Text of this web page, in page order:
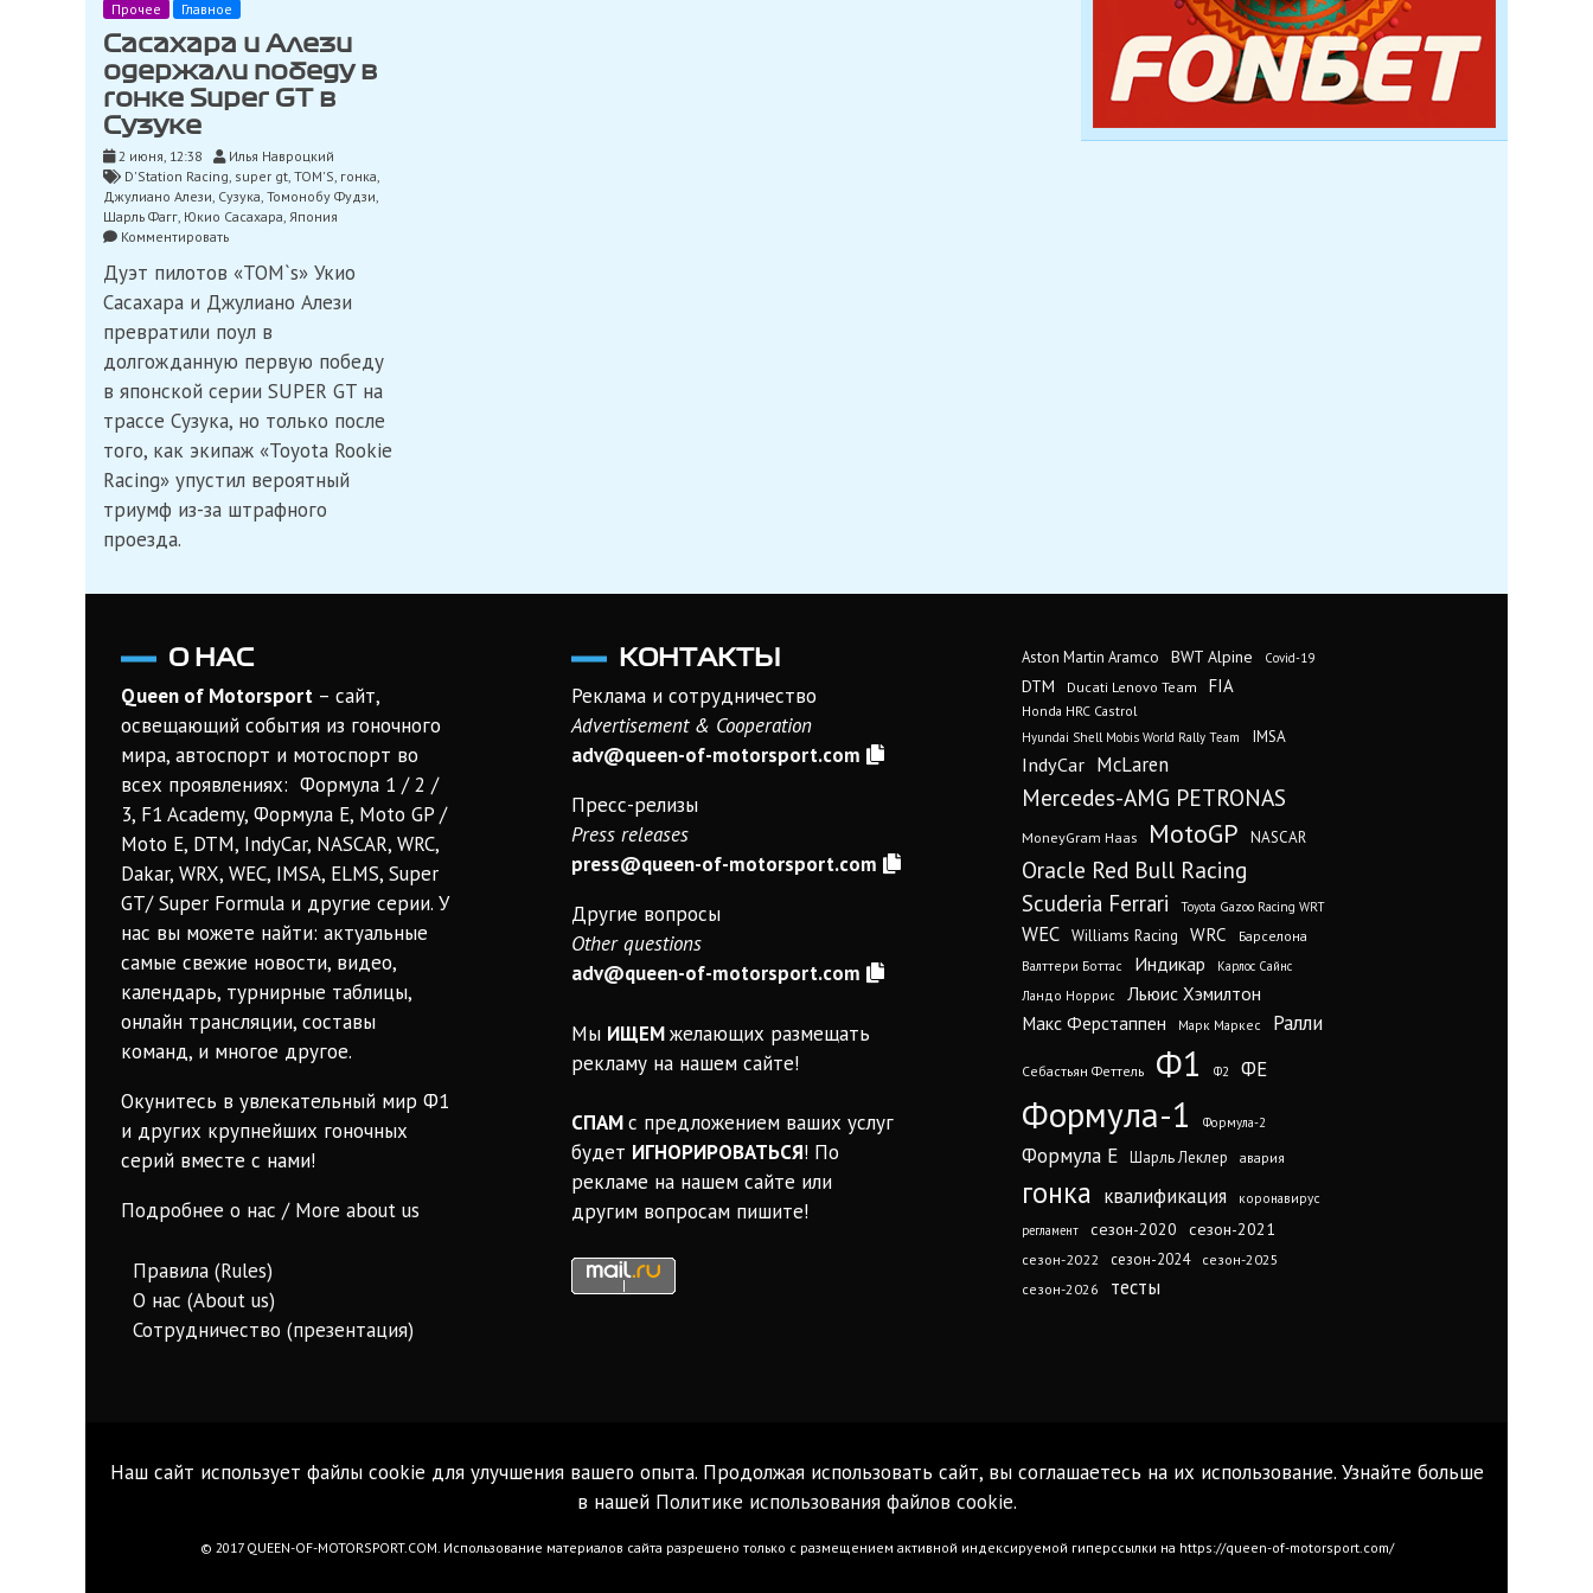
Прочее Главное
Сасахара и Алези
одержали победу в
гонке Super GT в
Сузуке
2 июня, 12:38
Илья Навроцкий
D'Station Racing, super gt, TOM'S, гонка,
Джулиано Алези, Сузука, Томонобу Фудзи,
Шарль Фагг, Юкио Сасахара, Япония
Комментироватьon
и
Алези
одержали
победу
в
Super
GT
в
Сузуке
Дуэт пилотов «TOM`s» Укио
Сасахара и Джулиано Алези
превратили поул в
долгожданную первую победу
в японской серии SUPER GT на
трассе Сузука, но только после
того, как экипаж «Toyota Rookie
Racing» упустил вероятный
триумф из-за штрафного
проезда.
О НАС
Queen of Motorsport – сайт,
освещающий события из гоночного
мира, автоспорт и мотоспорт во
всех проявлениях: Формула 1 / 2 /
3, F1 Academy, Формула Е, Moto GP /
Moto E, DTM, IndyCar, NASCAR, WRC,
Dakar, WRX, WEC, IMSA, ELMS, Super
GT/ Super Formula и другие серии. У
нас вы можете найти: актуальные
самые свежие новости, видео,
календарь, турнирные таблицы,
онлайн трансляции, составы
команд, и многое другое.
Окунитесь в увлекательный мир Ф1
и других крупнейших гоночных
серий вместе с нами!
Подробнее о нас / More about us
Правила (Rules)
О нас (About us)
Сотрудничество (презентация)
КОНТАКТЫ
Реклама и сотрудничество
Advertisement & Cooperation
adv@queen-of-motorsport.com
Пресс-релизы
Press releases
press@queen-of-motorsport.com
Другие вопросы
Other questions
adv@queen-of-motorsport.com
Мы ИЩЕМжелающих размещать
рекламу на нашем сайте!
СПАМс предложением ваших услуг
будет ИГНОРИРОВАТЬСЯ! По
рекламе на нашем сайте или
другим вопросам пишите!
Aston Martin Aramco BWT Alpine Covid-19
DTM Ducati Lenovo Team FIA
Honda HRC Castrol
Hyundai Shell Mobis World Rally Team IMSA
IndyCar McLaren
Mercedes-AMG PETRONAS
MoneyGram Haas MotoGP NASCAR
Oracle Red Bull Racing
Scuderia Ferrari Toyota Gazoo Racing WRT
WEC Williams Racing WRC
Барселона
Валттери Боттас
Индикар Карлос Сайнс
Ландо Норрис
Льюис Хэмилтон
Макс Ферстаппен
Марк Маркес Ралли
Себастьян Феттель Ф1 Ф2 ФЕ
Формула-1 Формула-2
Формула Е Шарль Леклер авария
гонка квалификация коронавирус
регламент сезон-2020 сезон-2021
сезон-2022 сезон-2024
сезон-2025
сезон-2026
тесты
Наш сайт использует файлы cookie для улучшения вашего опыта. Продолжая использовать сайт, вы соглашаетесь на их использование. Узнайте больше
в нашей Политике использования файлов cookie.
© 2017 QUEEN-OF-MOTORSPORT.COM. Использование материалов сайта разрешено только с размещением активной индексируемой гиперссылки на https://queen-of-motorsport.com/